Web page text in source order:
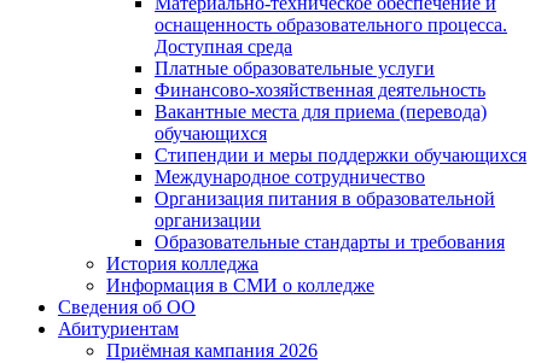
оснащенность образовательного процесса.
Доступная среда
Платные образовательные услуги
Финансово-хозяйственная деятельность
Вакантные места для приема (перевода)
обучающихся
Стипендии и меры поддержки обучающихся
Международное сотрудничество
Организация питания в образовательной
организации
Образовательные стандарты и требования
История колледжа
Информация в СМИ о колледже
Сведения об ОО
Абитуриентам
Приёмная кампания 2026